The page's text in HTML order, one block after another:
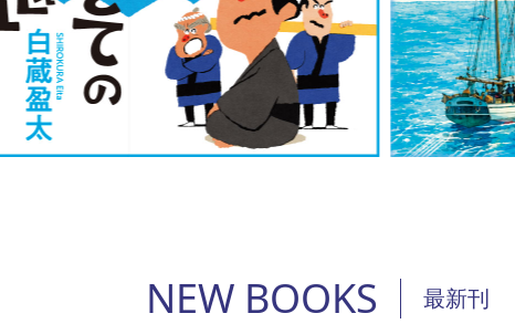
NEW BOOKS 最新刊